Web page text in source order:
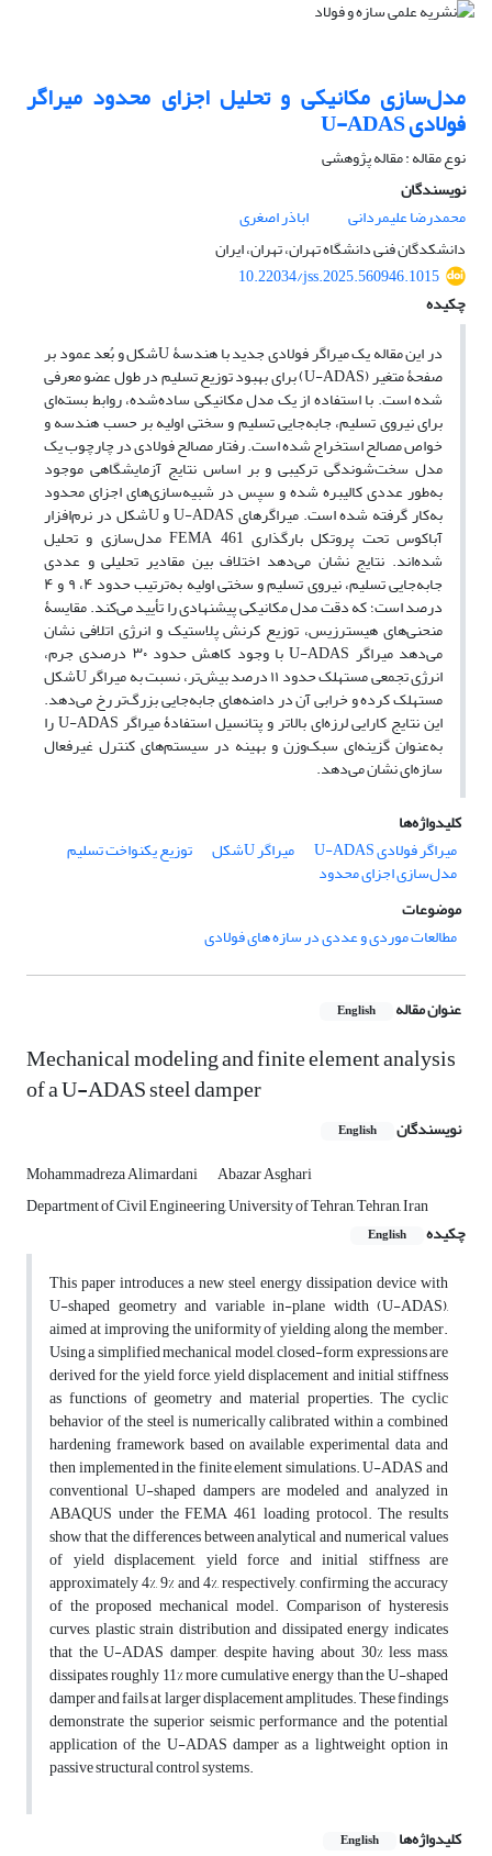
مدل‌سازی مکانیکی و تحلیل اجزای محدود میراگر
فولادی U-ADAS
نوع مقاله : مقاله پژوهشی
نویسندگان
محمدرضا علیمردانی
اباذر اصغری
دانشکدگان فنی دانشگاه تهران، تهران، ایران
10.22034/jss.2025.560946.1015
چکیده
در این مقاله یک میراگر فولادی جدید با هندسۀ Uشکل و بُعد عمود بر
صفحۀ متغیر (U-ADAS) برای بهبود توزیع تسلیم در طول عضو معرفی
شده است. با استفاده از یک مدل مکانیکی ساده‌شده، روابط بسته‌ای
برای نیروی تسلیم، جابه‌جایی تسلیم و سختی اولیه بر حسب هندسه و
خواص مصالح استخراج شده است. رفتار مصالح فولادی در چارچوب یک
مدل سخت‌شوندگی ترکیبی و بر اساس نتایج آزمایشگاهی موجود
به‌طور عددی کالیبره شده و سپس در شبیه‌سازی‌های اجزای محدود
به‌کار گرفته شده است. میراگرهای U-ADAS و Uشکل در نرم‌افزار
آباکوس تحت پروتکل بارگذاری FEMA 461 مدل‌سازی و تحلیل
شده‌اند. نتایج نشان می‌دهد اختلاف بین مقادیر تحلیلی و عددی
جابه‌جایی تسلیم، نیروی تسلیم و سختی اولیه به‌ترتیب حدود ۴، ۹ و ۴
درصد است؛ که دقت مدل مکانیکی پیشنهادی را تأیید می‌کند. مقایسۀ
منحنی‌های هیسترزیس، توزیع کرنش پلاستیک و انرژی اتلافی نشان
می‌دهد میراگر U-ADAS با وجود کاهش حدود ۳۰ درصدی جرم،
انرژی تجمعی مستهلک حدود ۱۱ درصد بیش‌تر، نسبت به میراگر Uشکل
مستهلک کرده و خرابی آن در دامنه‌های جابه‌جایی بزرگ‌تر رخ می‌دهد.
این نتایج کارایی لرزه‌ای بالاتر و پتانسیل استفادۀ میراگر U-ADAS را
به‌عنوان گزینه‌ای سبک‌وزن و بهینه در سیستم‌های کنترل غیرفعال
سازه‌ای نشان می‌دهد.
کلیدواژه‌ها
میراگر فولادی U-ADAS
میراگر Uشکل توزیع یکنواخت تسلیم
مدل‌سازی اجزای محدود
موضوعات
مطالعات موردی و عددی در سازه های فولادی
عنوان مقاله English
Mechanical modeling and finite element analysis
of a U-ADAS steel damper
نویسندگان English
Mohammadreza Alimardani
Abazar Asghari
Department of Civil Engineering, University of Tehran, Tehran, Iran
چکیده
English
This paper introduces a new steel energy dissipation device with
U-shaped geometry and variable in-plane width (U-ADAS),
aimed at improving the uniformity of yielding along the member.
Using a simplified mechanical model, closed-form expressions are
derived for the yield force, yield displacement and initial stiffness
as functions of geometry and material properties. The cyclic
behavior of the steel is numerically calibrated within a combined
hardening framework based on available experimental data and
then implemented in the finite element simulations. U-ADAS and
conventional U-shaped dampers are modeled and analyzed in
ABAQUS under the FEMA 461 loading protocol. The results
show that the differences between analytical and numerical values
of yield displacement, yield force and initial stiffness are
approximately 4%, 9% and 4%, respectively, confirming the accuracy
of the proposed mechanical model. Comparison of hysteresis
curves, plastic strain distribution and dissipated energy indicates
that the U-ADAS damper, despite having about 30% less mass,
dissipates roughly 11% more cumulative energy than the U-shaped
damper and fails at larger displacement amplitudes. These findings
demonstrate the superior seismic performance and the potential
application of the U-ADAS damper as a lightweight option in
passive structural control systems.
کلیدواژه‌ها English